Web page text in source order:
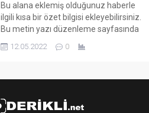
Bu alana eklemiş olduğunuz haberle
ilgili kısa bir özet bilgisi ekleyebilirsiniz.
Bu metin yazı düzenleme sayfasında
eklenmişse başlık altında kalın olarak
12.05.2022 0